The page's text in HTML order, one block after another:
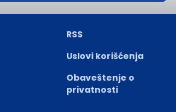
RSS
Uslovi korišćenja
Obaveštenje o
privatnosti